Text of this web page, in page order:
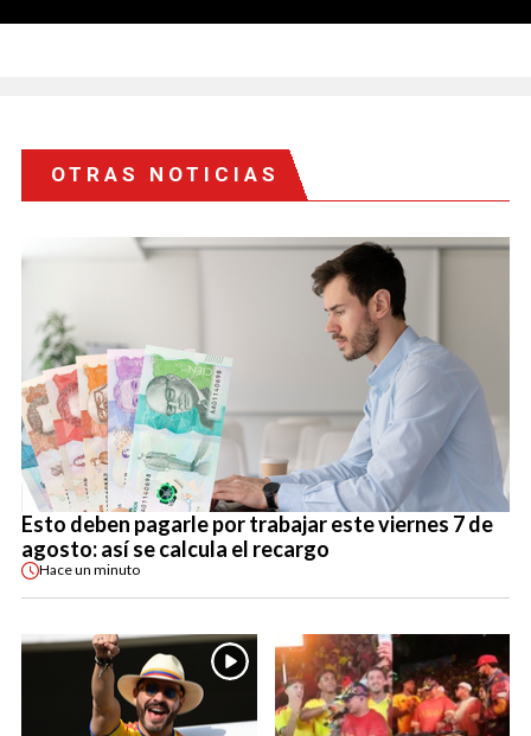
OTRAS NOTICIAS
Esto deben pagarle por trabajar este viernes 7 de
agosto: así se calcula el recargo
Haceun minuto